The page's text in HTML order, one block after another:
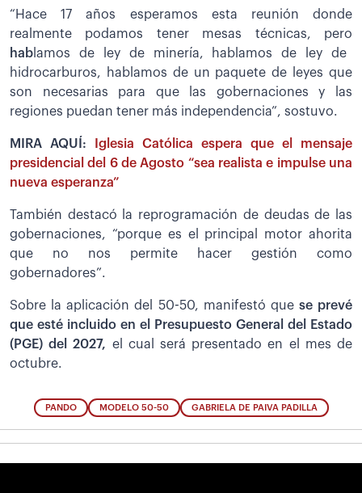
“Hace 17 años esperamos esta reunión donde
realmente podamos tener mesas técnicas, pero
ha b lamos de ley de minería, hablamos de ley de
hidrocarburos, hablamos de un paquete de leyes que
son necesarias para que las gobernaciones y las
regiones puedan tener más independencia”, sostuvo.
MIRA AQUÍ:
Iglesia Católica espera que el mensaje
presidencial del 6 de Agosto “sea realista e impulse una
nueva esperanza”
También destacó la reprogramación de deudas de las
gobernaciones, “porque es el principal motor ahorita
que no nos permite hacer gestión como
gobernadores”.
Sobre la aplicación del 50-50, manifestó que se prevé
que esté incluido en el Presupuesto General del Estado
(PGE) del 2027, el cual será presentado en el mes de
octubre.
PANDO MODELO 50-50 GABRIELA DE PAIVA PADILLA